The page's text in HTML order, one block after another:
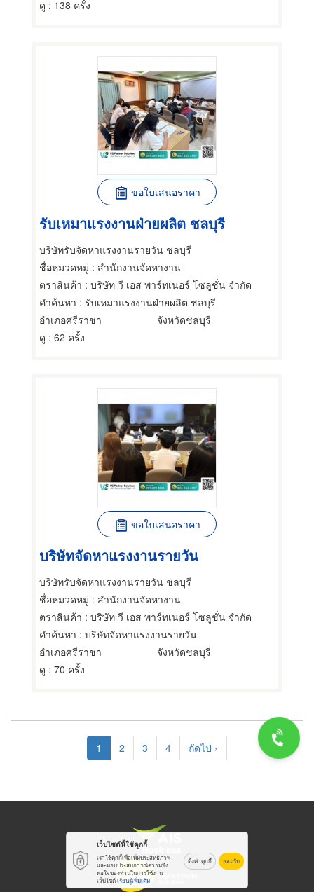
ดู : 138 ครั้ง
ขอใบเสนอราคา
รับเหมาแรงงานฝ่ายผลิต ชลบุรี
บริษัทรับจัดหาแรงงานรายวัน ชลบุรี
ชื่อหมวดหมู่ : สำนักงานจัดหางาน
ตราสินค้า : บริษัท วี เอส พาร์ทเนอร์ โซลูชั่น จำกัด
คำค้นหา : รับเหมาแรงงานฝ่ายผลิต ชลบุรี
อำเภอศรีราชา
จังหวัดชลบุรี
ดู : 62 ครั้ง
ขอใบเสนอราคา
บริษัทจัดหาแรงงานรายวัน
บริษัทรับจัดหาแรงงานรายวัน ชลบุรี
ชื่อหมวดหมู่ : สำนักงานจัดหางาน
ตราสินค้า : บริษัท วี เอส พาร์ทเนอร์ โซลูชั่น จำกัด
คำค้นหา : บริษัทจัดหาแรงงานรายวัน
อำเภอศรีราชา
จังหวัดชลบุรี
ดู : 70 ครั้ง
Current
page
1 Page
2 Page
3 Page
4
Next
page
ถัดไป ›
เว็บไซต์นี้ใช้คุกกี้
เราใช้คุกกี้เพื่อเพิ่มประสิทธิภาพ
และมอบประสบการณ์ความพึง
พอใจของท่านในการใช้งาน
เว็บไซต์เรียนรู้เพิ่มเติม
ตั้งค่าคุกกี้ ยอมรับ